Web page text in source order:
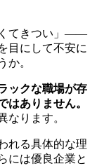
くてきつい」——
目にして不安に
か。
ックな職場が存
はありません。
なります。
れる具体的な理
には優良企業と